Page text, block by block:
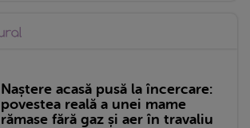
Naștere acasă pusă la încercare:
povestea reală a unei mame
rămase fără gaz și aer în travaliu